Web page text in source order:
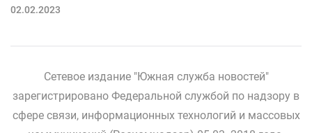
02.02.2023
Сетевое издание "Южная служба новостей"
зарегистрировано Федеральной службой по надзору в
сфере связи, информационных технологий и массовых